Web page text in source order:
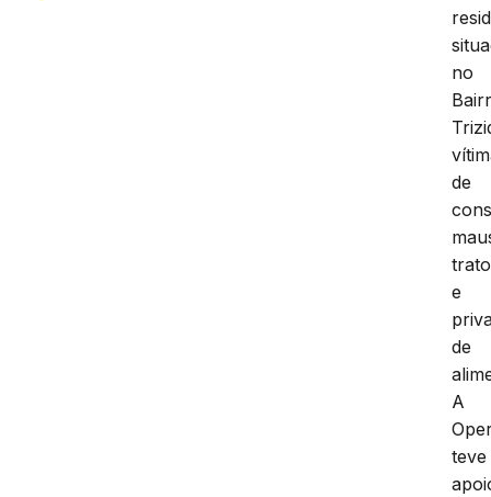
no
de
e
de
A
teve